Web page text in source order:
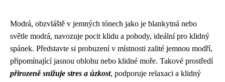
Modrá, obzvláště v jemných tónech jako je blankytná nebo
světle modrá, navozuje pocit klidu a pohody, ideální pro klidný
spánek. Představte si probuzení v místnosti zalité jemnou modří,
připomínající jasnou oblohu nebo klidné moře. Takové prostředí
přirozeně snižuje stres a úzkost, podporuje relaxaci a klidný